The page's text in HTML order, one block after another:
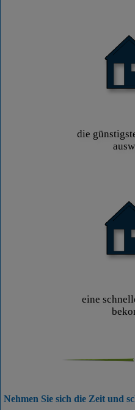
die
eine
Nehmen Sie sich die Zeit und